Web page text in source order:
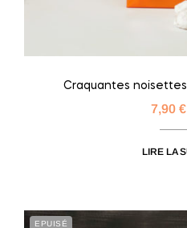
Craquantes
7,90 €
LIRE LA
EPUISÉ